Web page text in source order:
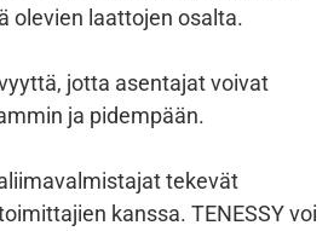
olevien laattojen osalta.
jotta asentajat voivat
ja pidempään.
tekevät
kanssa. TENESSY voi